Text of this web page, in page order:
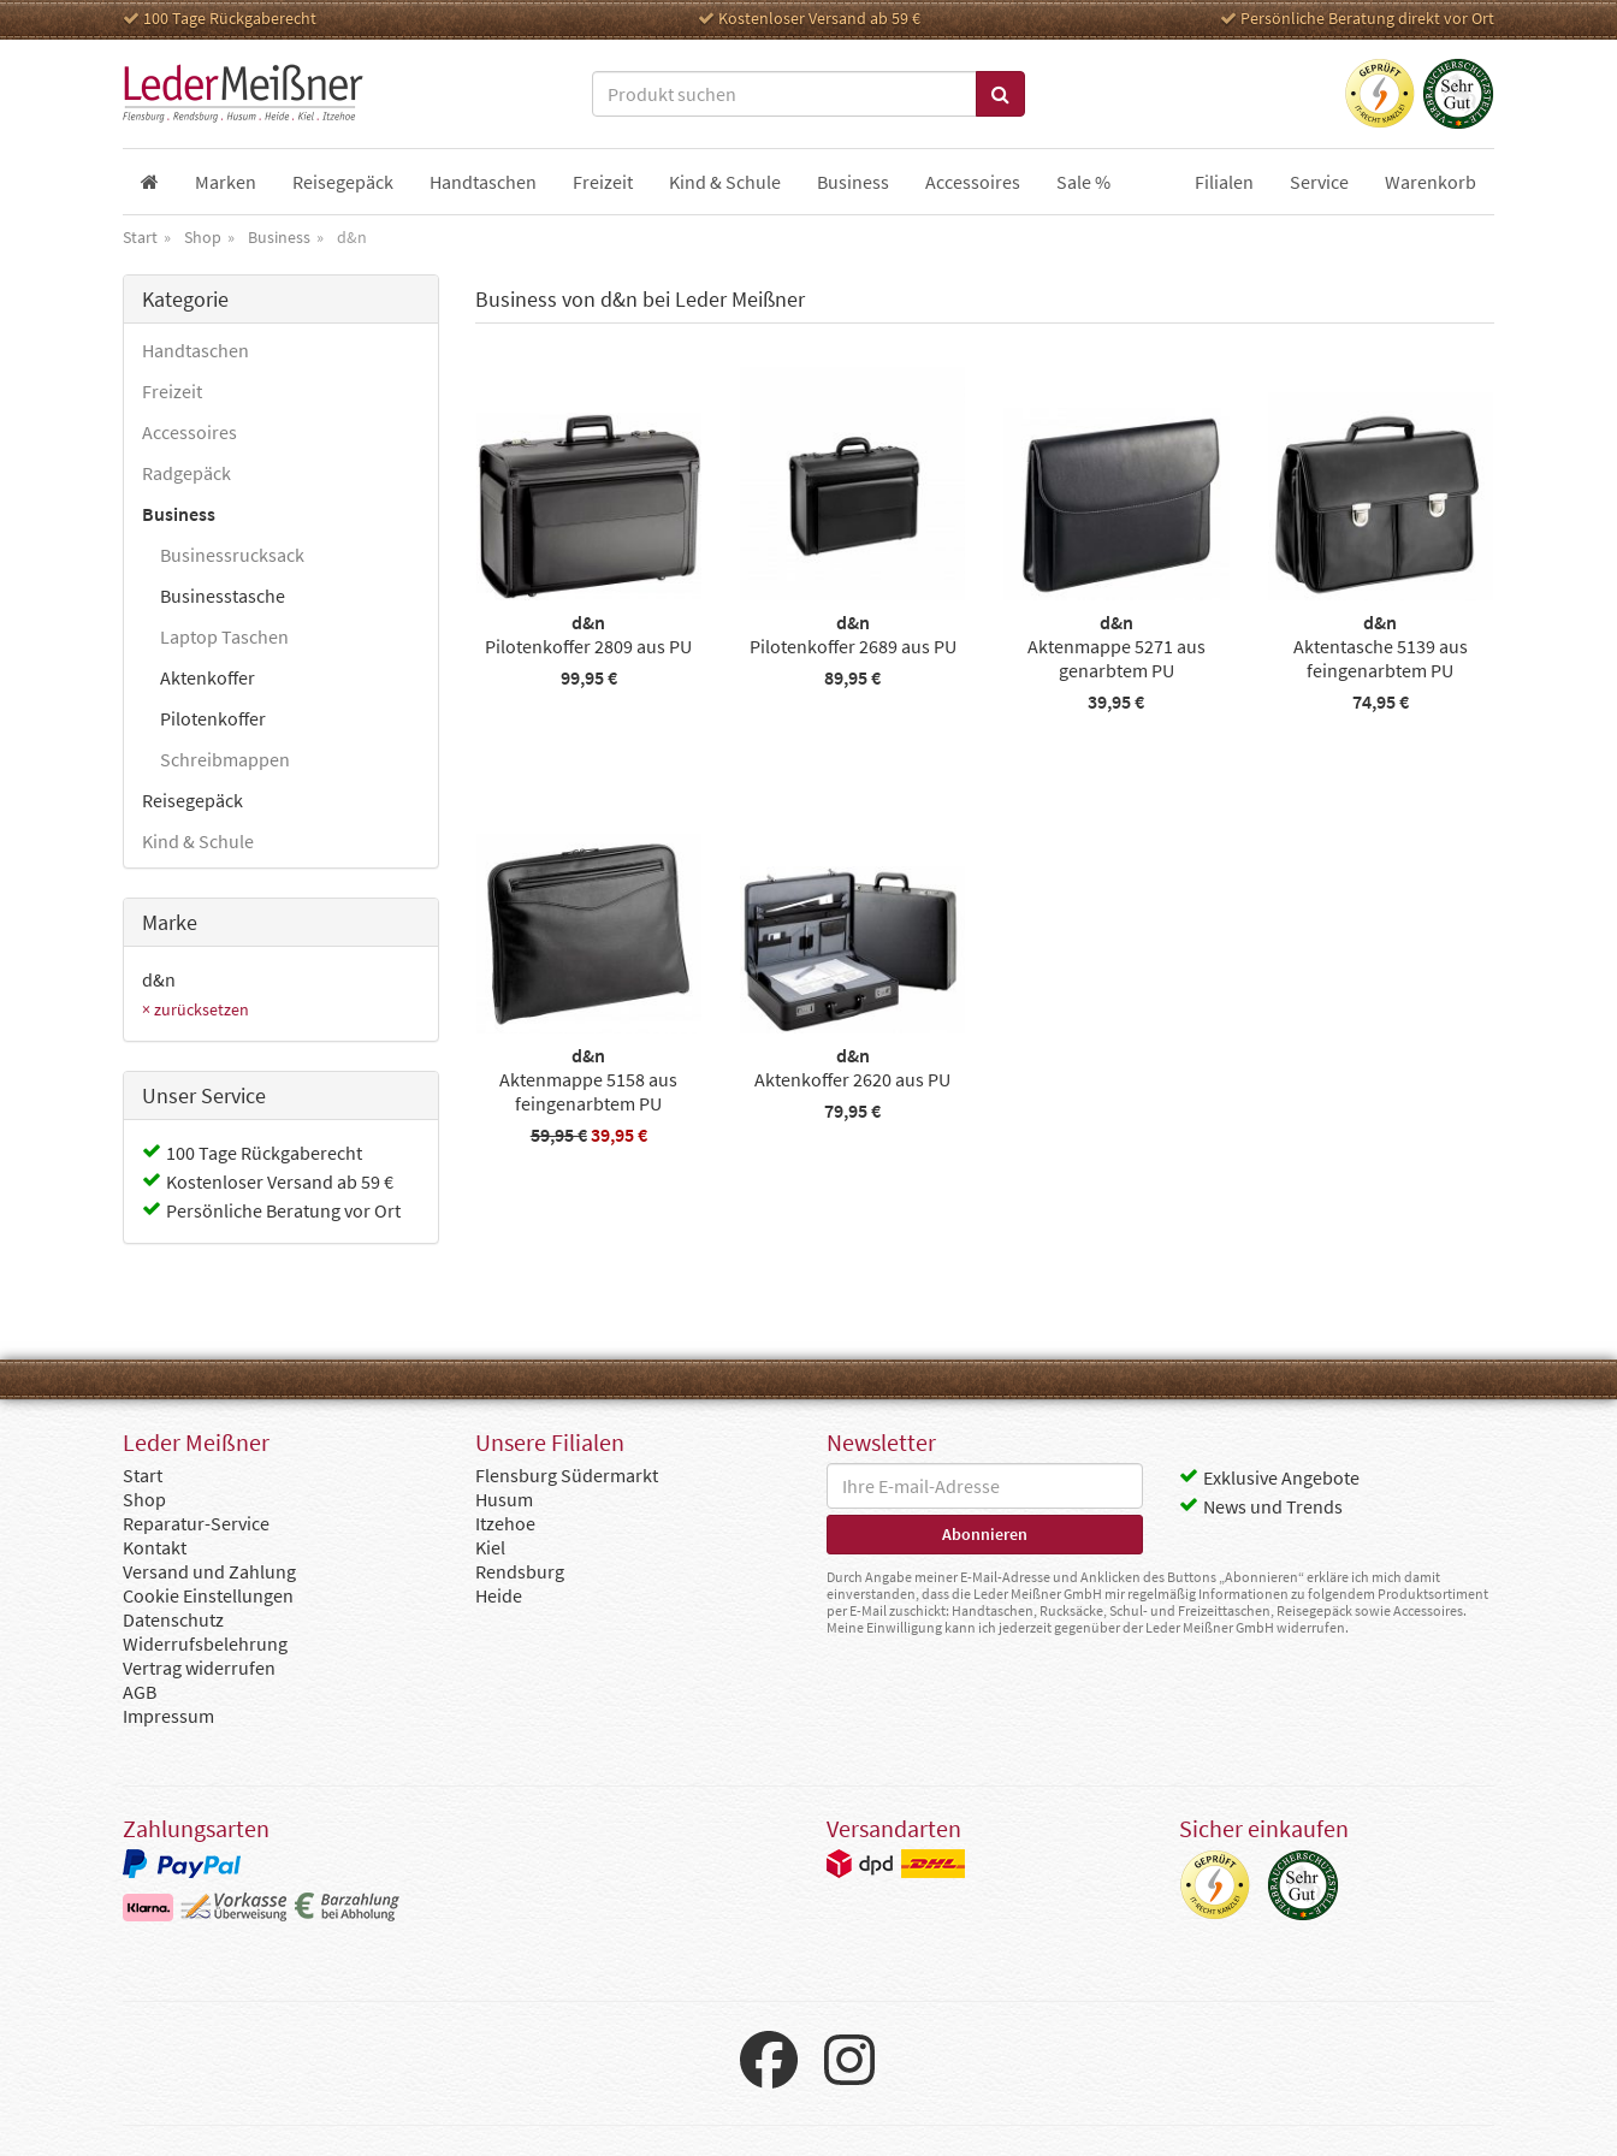
100 Tage Rückgaberecht Kostenloser Versand ab 59 € Persönliche Beratung direkt vor Ort
Marken Reisegepäck Handtaschen Freizeit Kind & Schule Business Accessoires Sale % Filialen Service Warenkorb
Start Shop Business d&n
Kategorie
Handtaschen
Freizeit
Accessoires
Radgepäck
Business
Businessrucksack
Businesstasche
Laptop Taschen
Aktenkoffer
Pilotenkoffer
Schreibmappen
Reisegepäck
Kind & Schule
Marke
d&n
× zurücksetzen
Unser Service
100 Tage Rückgaberecht
Kostenloser Versand ab 59 €
Persönliche Beratung vor Ort
Business von d&n bei Leder Meißner
d&n
Pilotenkoffer 2809 aus PU
99,95 €
d&n
Pilotenkoffer 2689 aus PU
89,95 €
d&n
Aktenmappe 5271 aus
genarbtem PU
39,95 €
d&n
Aktentasche 5139 aus
feingenarbtem PU
74,95 €
d&n
Aktenmappe 5158 aus
feingenarbtem PU
59,95 €39,95 €
d&n
Aktenkoffer 2620 aus PU
79,95 €
Leder Meißner
Start
Shop
Reparatur-Service
Kontakt
Versand und Zahlung
Cookie Einstellungen
Datenschutz
Widerrufsbelehrung
Vertrag widerrufen
AGB
Impressum
Unsere Filialen
Flensburg Südermarkt
Husum
Itzehoe
Kiel
Rendsburg
Heide
Newsletter
Exklusive Angebote
News und Trends
Durch Angabe meiner E-Mail-Adresse und Anklicken des Buttons „Abonnieren“ erkläre ich mich damit
einverstanden, dass die Leder Meißner GmbH mir regelmäßig Informationen zu folgendem Produktsortiment
per E-Mail zuschickt: Handtaschen, Rucksäcke, Schul- und Freizeittaschen, Reisegepäck sowie Accessoires.
Meine Einwilligung kann ich jederzeit gegenüber der Leder Meißner GmbH widerrufen.
Zahlungsarten Versandarten Sicher einkaufen